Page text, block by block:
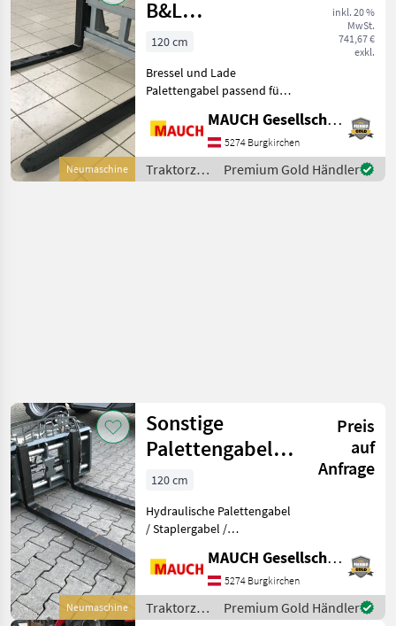
Neumaschine
B&L
Palettengabel
AKTION 1m
Zinken, 2t
inkl. 20 %
MwSt.
741,67 €
exkl.
120 cm
Bressel und Lade
Palettengabel passend für
Weidemann HV.
Staplergabel /
Palettengabel -
Vollmaterial-Breite 120 cm -
MAUCH Gesellschaft m.b.H. & Co.KG
5274 Burgkirchen
Traktorzubehör
/ Bressel &
Premium Gold Händler
Neumaschine
Sonstige
Palettengabel
mit
hydraulischer
Zinkenverstellun
Preis
auf
Anfrage
120 cm
Hydraulische Palettengabel
/ Staplergabel /
hydraulischer
Zinkenverstellung. Super
Kompakte
Freisichtausführung mit
MAUCH Gesellschaft m.b.H. & Co.KG
5274 Burgkirchen
TraktorzubehörPremium Gold Händler